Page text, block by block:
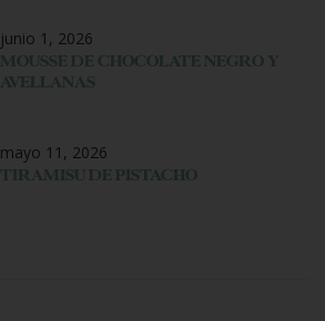
junio 1, 2026
MOUSSE DE CHOCOLATE NEGRO Y
AVELLANAS
mayo 11, 2026
TIRAMISU DE PISTACHO